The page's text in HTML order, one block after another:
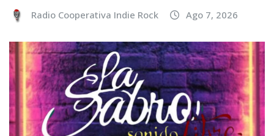
Radio Cooperativa Indie Rock Ago 7, 2026